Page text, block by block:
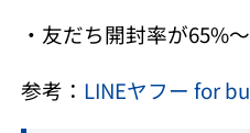
・友だち開封率が65%
参考： LINEヤフー for